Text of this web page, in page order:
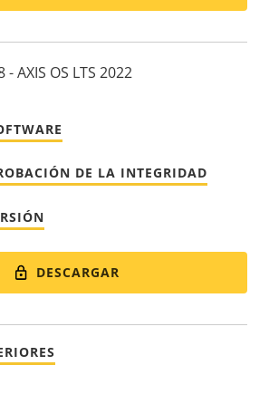
AXIS OS LTS 2022
DE LA INTEGRIDAD
DESCARGAR